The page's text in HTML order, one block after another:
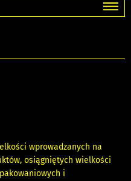
wprowadzanych na
osiągniętych wielkości
i